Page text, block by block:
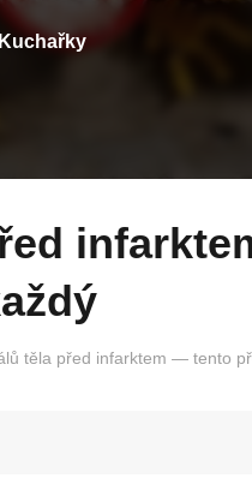
těla před infarktem — tento